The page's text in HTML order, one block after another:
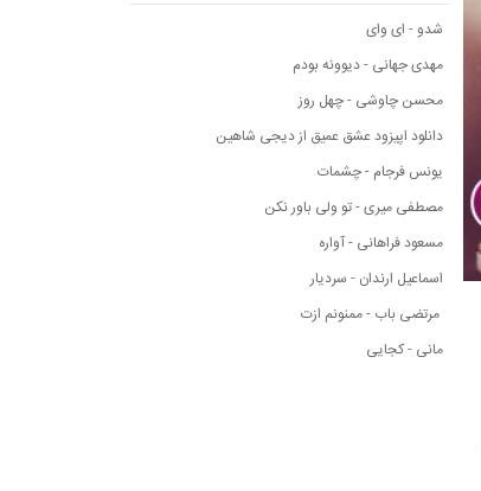
شدو - ای وای
مهدی جهانی - دیوونه بودم
محسن چاوشی - چهل روز
دانلود اپیزود عشق عمیق از دیجی شاهین
یونس فرجام - چشمات
مصطفی میری - تو ولی باور نکن
مسعود فراهانی - آواره
اسماعیل ارندان - سردیار
مرتضی باب - ممنونم ازت
مانی - کجایی